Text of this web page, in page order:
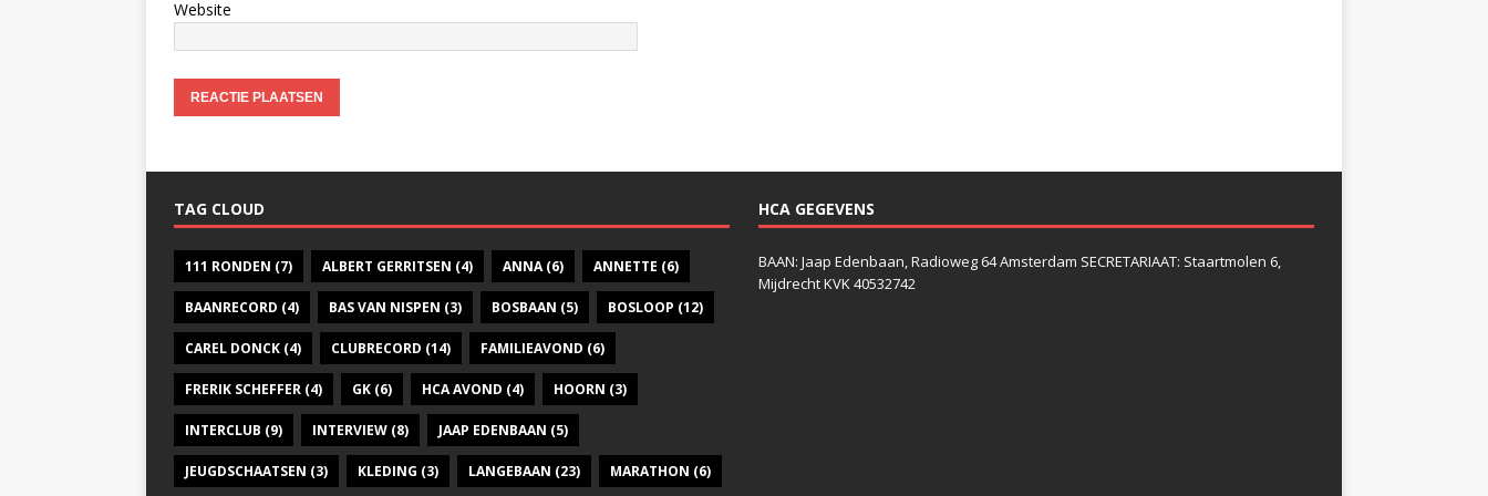
Website
TAG CLOUD
111 RONDEN (7) ALBERT GERRITSEN (4) ANNA(6) ANNETTE (6)
BAANRECORD (4) BAS VAN NISPEN (3) BOSBAAN (5) BOSLOOP (12)
CAREL DONCK (4) CLUBRECORD (14) FAMILIEAVOND (6)
FRERIK SCHEFFER (4) GK (6) HCA AVOND (4) HOORN (3)
INTERCLUB (9) INTERVIEW (8) JAAP EDENBAAN (5)
JEUGDSCHAATSEN (3) KLEDING (3) LANGEBAAN (23) MARATHON (6)
HCA GEGEVENS
BAAN: Jaap Edenbaan, Radioweg 64 Amsterdam SECRETARIAAT: Staartmolen 6,
Mijdrecht KVK 40532742